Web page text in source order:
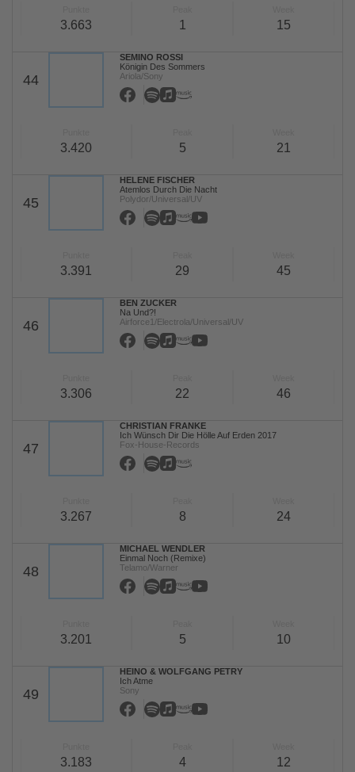
3.663 1 15
44
SEMINO ROSSI
Königin Des Sommers
Ariola/Sony
3.420 5 21
45
HELENE FISCHER
Atemlos Durch Die Nacht
Polydor/Universal/UV
3.391 29 45
46
BEN ZUCKER
Na Und?!
Airforce1/Electrola/Universal/UV
3.306 22 46
47
CHRISTIAN FRANKE
Ich Wünsch Dir Die Hölle Auf Erden 2017
Fox-House-Records
3.267 8 24
48
MICHAEL WENDLER
Einmal Noch (Remixe)
Telamo/Warner
3.201 5 10
49
HEINO & WOLFGANG PETRY
Ich Atme
Sony
3.183 4 12